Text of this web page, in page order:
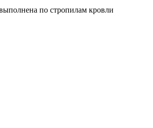
по стропилам кровли